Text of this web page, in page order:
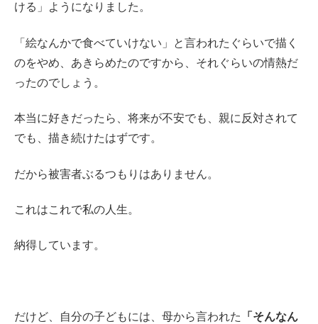
ける」ようになりました。
「絵なんかで食べていけない」と言われたぐらいで描く
のをやめ、あきらめたのですから、それぐらいの情熱だ
ったのでしょう。
本当に好きだったら、将来が不安でも、親に反対されて
でも、描き続けたはずです。
だから被害者ぶるつもりはありません。
これはこれで私の人生。
納得しています。
だけど、自分の子どもには、母から言われた
「そんなん